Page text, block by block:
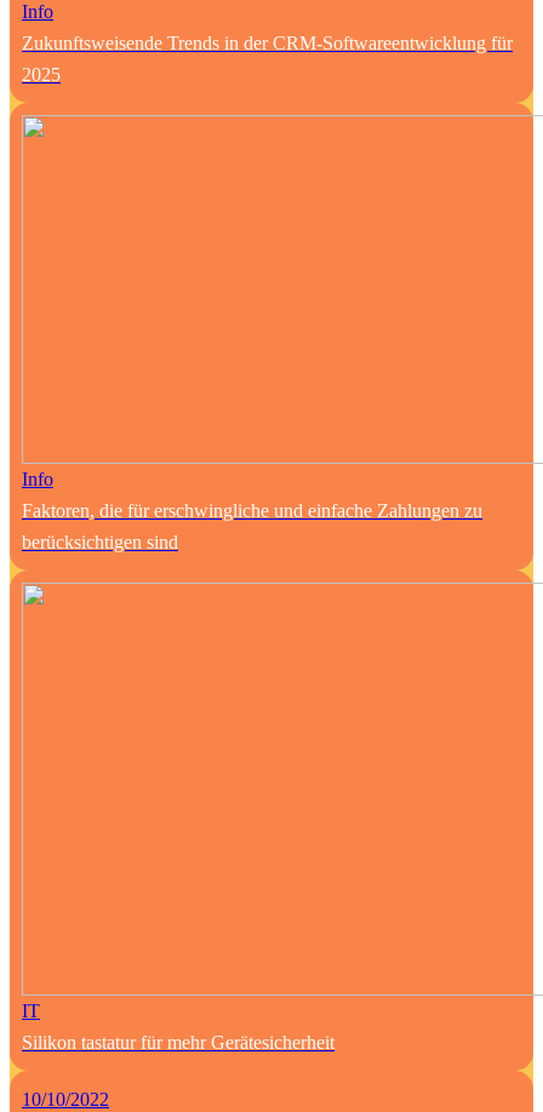
Info
Zukunftsweisende Trends in der CRM-Softwareentwicklung für
2025
Info
Faktoren, die für erschwingliche und einfache Zahlungen zu
berücksichtigen sind
IT
Silikon tastatur für mehr Gerätesicherheit
10/10/2022